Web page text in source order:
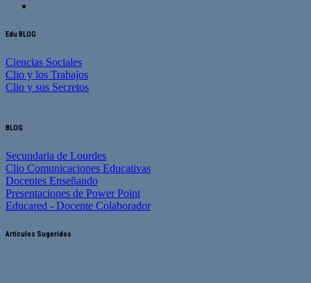
Edu BLOG
Ciencias Sociales
Clio y los Trabajos
Clio y sus Secretos
BLOG
Secundaria de Lourdes
Clio Comunicaciones Educativas
Docentes Enseñando
Presentaciones de Power Point
Educared - Docente Colaborador
Artículos Sugeridos